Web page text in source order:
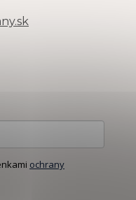
ochrany